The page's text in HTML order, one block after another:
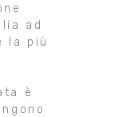
ad
la più
è